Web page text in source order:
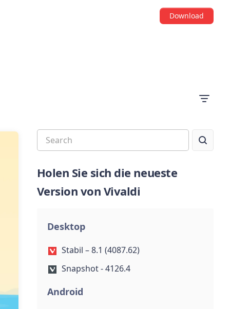
Download
Holen Sie sich die neueste
Version von Vivaldi
Desktop
Stabil – 8.1 (4087.62)
Snapshot - 4126.4
Android